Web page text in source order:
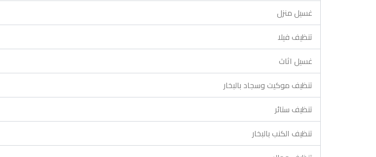
غسيل منزل
تنظيف فيلا
غسيل اثاث
تنظيف موكيت وسجاد بالبخار
تنظيف ستائر
تنظيف الكنب بالبخار